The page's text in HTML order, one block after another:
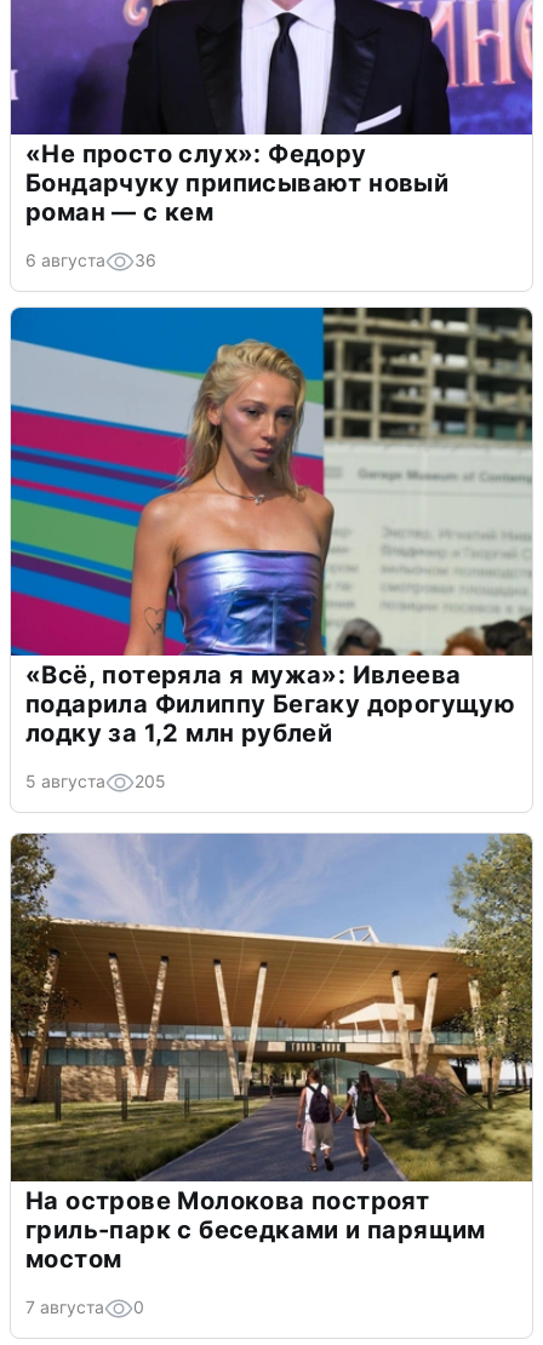
«Не просто слух»: Федору
Бондарчуку приписывают новый
роман — с кем
6 августа 36
«Всё, потеряла я мужа»: Ивлеева
подарила Филиппу Бегаку дорогущую
лодку за 1,2 млн рублей
5 августа 205
На острове Молокова построят
гриль-парк с беседками и парящим
мостом
7 августа 0